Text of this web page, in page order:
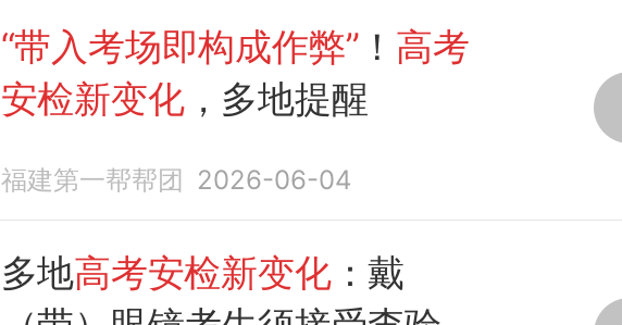
“带入考场即构成作弊” ！ 高考
安检新变化，多地提醒
福建第一帮帮团 2026-06-04
多地高考安检新变化：戴